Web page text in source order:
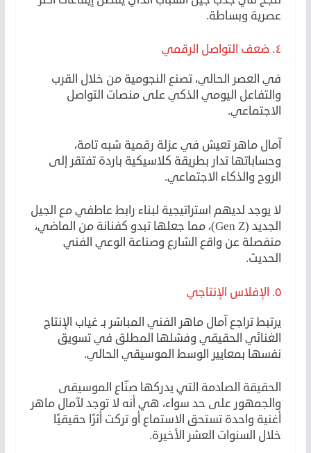
عصرية وبساطة.
٤. ضعف التواصل الرقمي
في العصر الحالي، تصنع النجومية من خلال القرب
والتفاعل اليومي الذكي على منصات التواصل
الاجتماعي.
آمال ماهر تعيش في عزلة رقمية شبه تامة،
وحساباتها تدار بطريقة كلاسيكية باردة تفتقر إلى
الروح والذكاء الاجتماعي.
لا يوجد لديهم استراتيجية لبناء رابط عاطفي مع الجيل
الجديد (Gen Z)، مما جعلها تبدو كفنانة من الماضي،
منفصلة عن واقع الشارع وصناعة الوعي الفني
الحديث.
٥. الإفلاس الإنتاجي
يرتبط تراجع آمال ماهر الفني المباشر بـ غياب الإنتاج
الغنائي الحقيقي وفشلها المطلق في تسويق
نفسها بمعايير الوسط الموسيقي الحالي.
الحقيقة الصادمة التي يدركها صنّاع الموسيقى
والجمهور على حد سواء، هي أنه لا توجد لآمال ماهر
أغنية واحدة تستحق الاستماع أو تركت أثرًا حقيقيًا
خلال السنوات العشر الأخيرة.